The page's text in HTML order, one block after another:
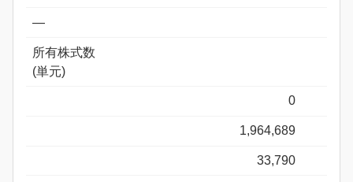
―
所有株式数
(単元)
0
1,964,689
33,790